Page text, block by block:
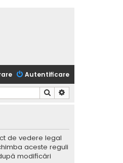
Autentificare
Căutare
de vedere legal
aceste reguli
modificări